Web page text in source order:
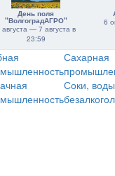
День поля
"ВолгоградАГРО"
августа — 7 августа в
23:59
6
Сахарная
Соки,